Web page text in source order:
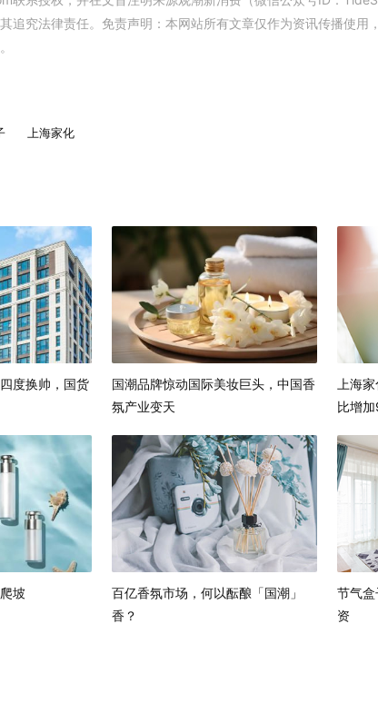
追究法律责任。免责声明：本网站所有文章仅作为资讯传播使用
上海家化
度换帅，国货
国潮品牌惊动国际美妆巨头，中国香
氛产业变天
上海
比增
坡
百亿香氛市场，何以酝酿「国潮」
香？
节气
资